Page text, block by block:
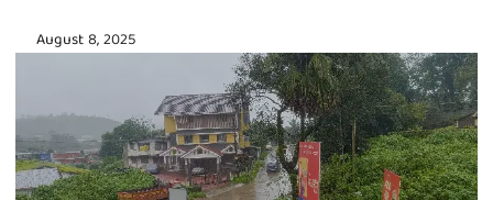
August 8, 2025